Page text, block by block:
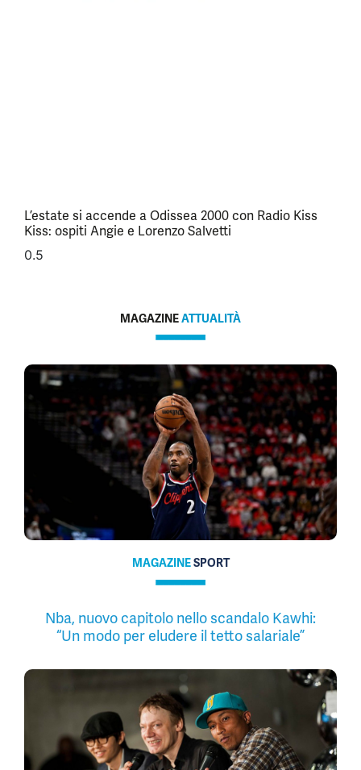
L’estate si accende a Odissea 2000 con Radio Kiss
Kiss: ospiti Angie e Lorenzo Salvetti
MAGAZINEATTUALITÀ
MAGAZINESPORT
Nba, nuovo capitolo nello scandalo Kawhi:
“Un modo per eludere il tetto salariale”